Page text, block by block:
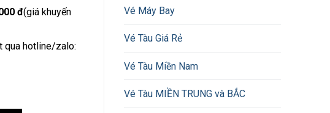
đ(giá khuyến
qua hotline/zalo:
Vé Máy Bay
Vé Tàu Giá Rẻ
Vé Tàu Miền Nam
Vé Tàu MIỀN TRUNG và BẮC